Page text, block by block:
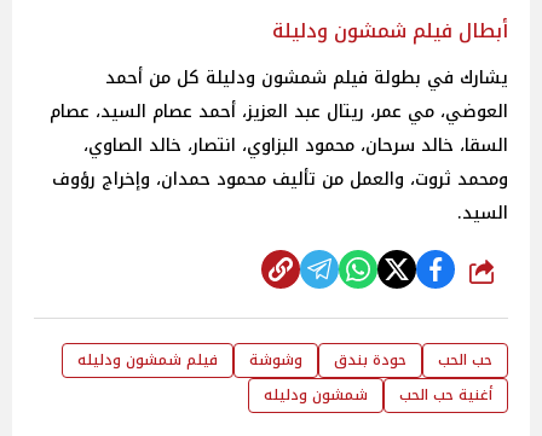
أبطال فيلم شمشون ودليلة
يشارك في بطولة فيلم شمشون ودليلة كل من أحمد
العوضي، مي عمر، ريتال عبد العزيز، أحمد عصام السيد، عصام
السقا، خالد سرحان، محمود البزاوي، انتصار، خالد الصاوي،
ومحمد ثروت، والعمل من تأليف محمود حمدان، وإخراج رؤوف
السيد.
شارك
حب الحب حودة بندق وشوشة
فيلم شمشون ودليله
أغنية حب الحب
شمشون ودليله